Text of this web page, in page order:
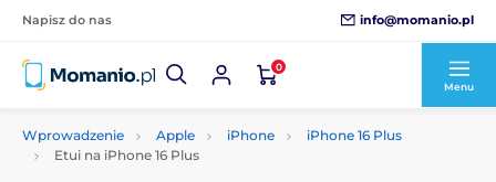
Napisz do nas info@momanio.pl
0
Menu
Wprowadzenie Apple iPhone
iPhone 16 Plus
Etui na iPhone 16 Plus